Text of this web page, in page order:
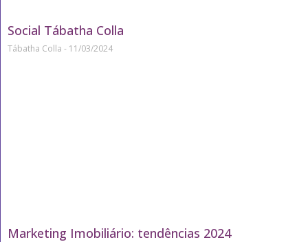
Social Tábatha Colla
Tábatha Colla 11/03/2024
Marketing Imobiliário: tendências 2024